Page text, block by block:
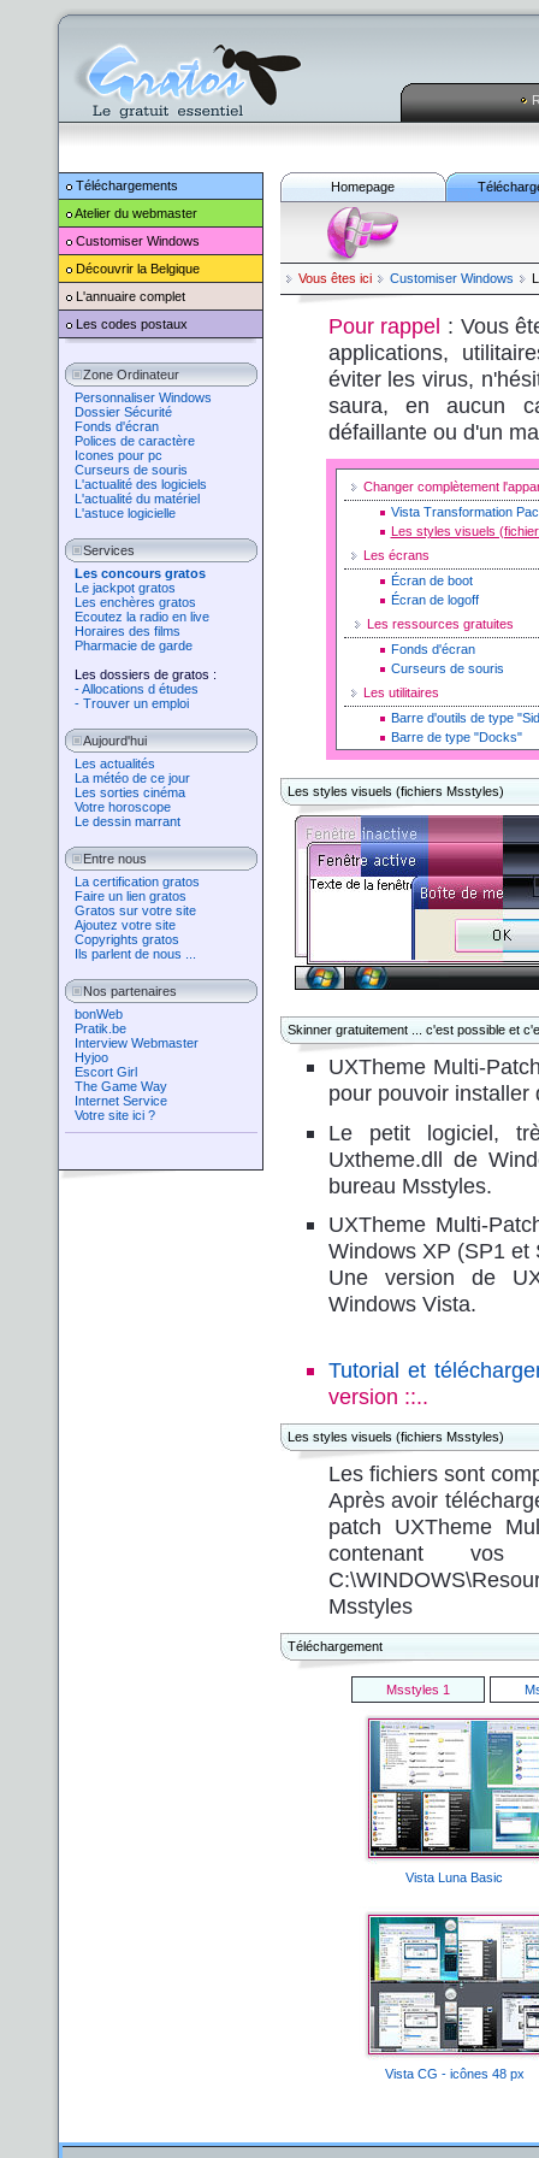
Téléchargements
Atelier du webmaster
Customiser Windows
Découvrir la Belgique
L'annuaire complet
Les codes postaux
Zone Ordinateur
Personnaliser Windows
Dossier Sécurité
Fonds d'écran
Polices de caractère
Icones pour pc
Curseurs de souris
L'actualité des logiciels
L'actualité du matériel
L'astuce logicielle
Services
Les concours gratos
Le jackpot gratos
Les enchères gratos
Ecoutez la radio en live
Horaires des films
Pharmacie de garde
Les dossiers de gratos :
- Allocations d études
- Trouver un emploi
Aujourd'hui
Les actualités
La météo de ce jour
Les sorties cinéma
Votre horoscope
Le dessin marrant
Entre nous
La certification gratos
Faire un lien gratos
Gratos sur votre site
Ajoutez votre site
Copyrights gratos
Ils parlent de nous ...
Nos partenaires
bonWeb
Pratik.be
Interview Webmaster
Hyjoo
Escort Girl
The Game Way
Internet Service
Votre site ici ?
Homepage
Vous êtes ici Customiser Windows
Pour rappel : Vous
applications,
éviter les virus,
saura, en aucun
défaillante ou d'un
Changer complètement
Vista Transformation
Les styles visuels
Les écrans
Écran de boot
Écran de logoff
Les ressources gratuites
Fonds d'écran
Curseurs de souris
Les utilitaires
Barre d'outils de type
Barre de type "Docks"
Les styles visuels (fichiers Msstyles)
Skinner gratuitement ... c'est possible et
UXTheme Multi-
pour pouvoir installer
Le petit logiciel,
Uxtheme.dll de
bureau Msstyles.
UXTheme Multi-
Windows XP (SP1 et
Une version de
Windows Vista.
Tutorial et
version ::..
Les styles visuels (fichiers Msstyles)
Les fichiers sont
Après avoir
patch UXTheme
contenant
Msstyles
Téléchargement
Msstyles 1
Vista Luna Basic
Vista CG - icônes 48 px